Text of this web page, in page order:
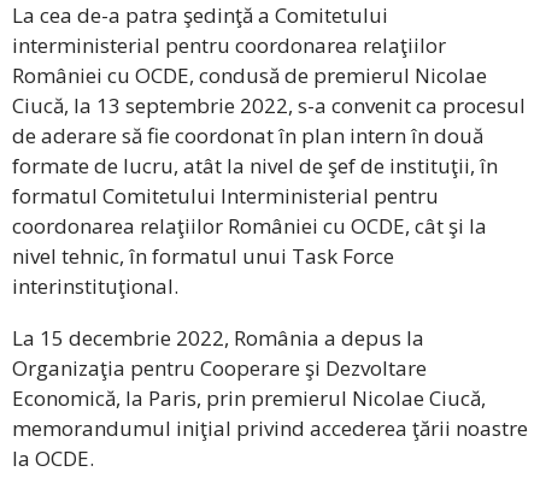
La cea de-a patra şedinţă a Comitetului
interministerial pentru coordonarea relaţiilor
României cu OCDE, condusă de premierul Nicolae
Ciucă, la 13 septembrie 2022, s-a convenit ca procesul
de aderare să fie coordonat în plan intern în două
formate de lucru, atât la nivel de şef de instituţii, în
formatul Comitetului Interministerial pentru
coordonarea relaţiilor României cu OCDE, cât şi la
nivel tehnic, în formatul unui Task Force
interinstituţional.
La 15 decembrie 2022, România a depus la
Organizaţia pentru Cooperare şi Dezvoltare
Economică, la Paris, prin premierul Nicolae Ciucă,
memorandumul iniţial privind accederea ţării noastre
la OCDE.